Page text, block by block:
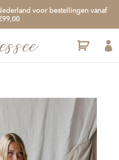
voor bestellingen vanaf
